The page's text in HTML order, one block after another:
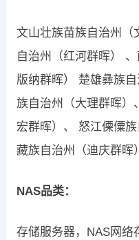
文山壮族苗族自治州（
自治州（红河群晖）
版纳群晖） 楚雄彝族
族自治州（大理群晖）
宏群晖）、 怒江傈僳
藏族自治州（迪庆群晖）
NAS品类：
存储服务器，NAS网络